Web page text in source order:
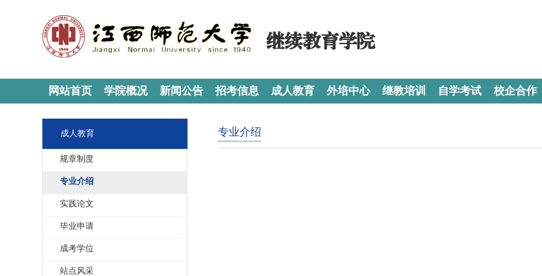
继续教育学院
网站首页 学院概况 新闻公告 招考信息 成人教育 外培中心 继教培训 自学考试 校企合作
成人教育
规章制度
专业介绍
实践论文
毕业申请
成考学位
站点风采
专业介绍